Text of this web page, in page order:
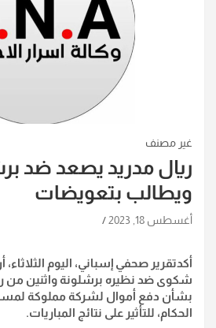
غير مصنف
ريال مدريد يصعد ضد
ويطالب بتعويضات
أغسطس 18, 2023
أكدتقرير صحفي إسباني، اليوم
شكوى ضد نظيره برشلونة واثنين من
بشأن دفع أموال لشركة مملوكة
الحكام، للتأثير على نتائج المباريات.